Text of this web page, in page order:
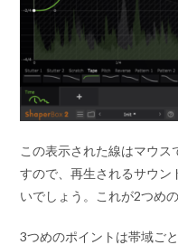
この表示された線はマウス
すので、再生されるサウン
いでしょう。これが2つめ
3つめのポイントは帯域ご